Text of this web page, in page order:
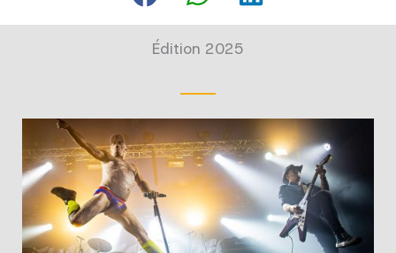
Édition 2025